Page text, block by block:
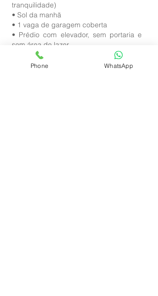
tranquilidade)
• Sol da manhã
• 1 vaga de garagem coberta
• Prédio com elevador, sem portaria e
sem área de lazer
💰 Investimento: R$ 880.000,00
Phone WhatsApp